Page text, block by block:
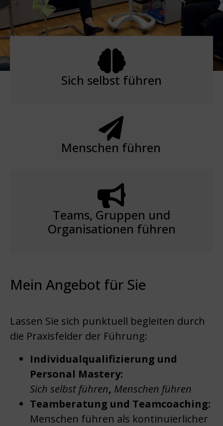
Sich selbst führen
Menschen führen
Teams, Gruppen und
Organisationen führen
Mein Angebot für Sie
Lassen Sie sich punktuell begleiten durch
die Praxisfelder der Führung:
Individualqualifizierung und
Personal Mastery:
Sich selbst führen, Menschen führen
Teamberatung und Teamcoaching:
Menschen führen als kontinuierlicher